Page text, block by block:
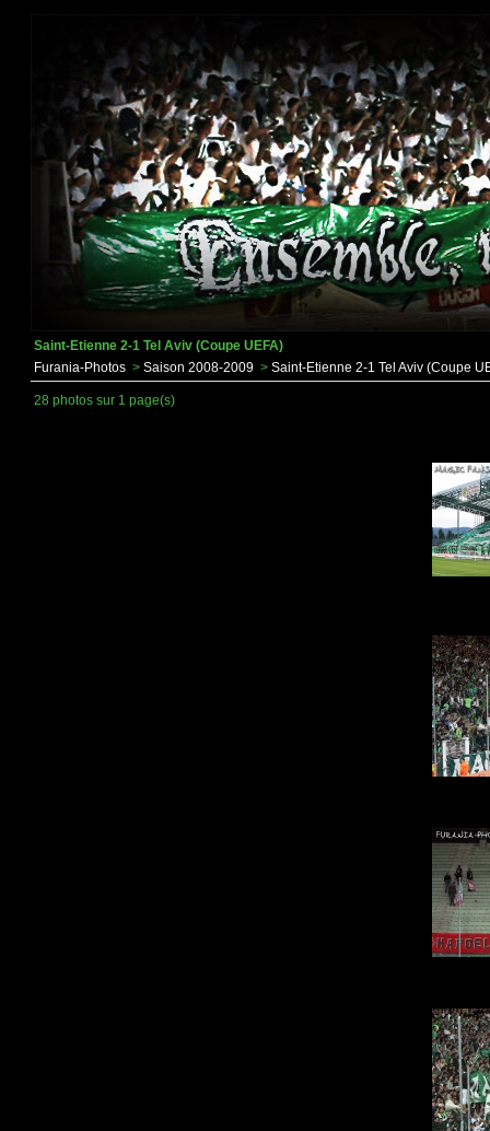
Saint-Etienne 2-1 Tel Aviv (Coupe UEFA)
Furania-Photos > Saison 2008-2009 > Saint-Etienne 2-1 Tel Aviv (Coupe
28 photos sur 1 page(s)